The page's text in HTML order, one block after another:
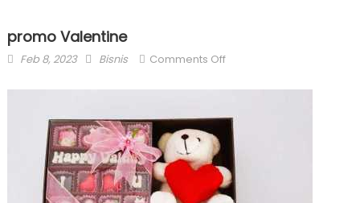
promo Valentine
Posted
Feb 8, 2023 Author
Bisnis Comments Offon
Valentine